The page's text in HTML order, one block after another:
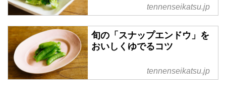
tennenseikatsu.jp
旬の「スナップエンドウ」を
おいしくゆでるコツ
tennenseikatsu.jp